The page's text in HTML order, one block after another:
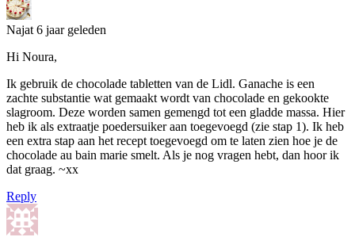
Najat 6 jaar geleden
Hi Noura,
Ik gebruik de chocolade tabletten van de Lidl. Ganache is een
zachte substantie wat gemaakt wordt van chocolade en gekookte
slagroom. Deze worden samen gemengd tot een gladde massa. Hier
heb ik als extraatje poedersuiker aan toegevoegd (zie stap 1). Ik heb
een extra stap aan het recept toegevoegd om te laten zien hoe je de
chocolade au bain marie smelt. Als je nog vragen hebt, dan hoor ik
dat graag. ~xx
Reply